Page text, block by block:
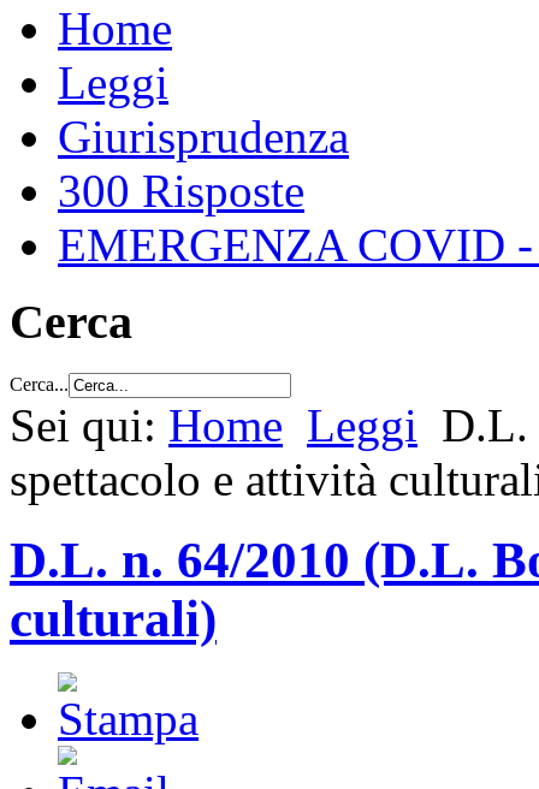
Home
Leggi
Giurisprudenza
300 Risposte
EMERGENZA COVID
Cerca
Cerca...
Sei qui: Home Leggi D.L.
spettacolo e attività
D.L. n. 64/2010 (D.L.
culturali)